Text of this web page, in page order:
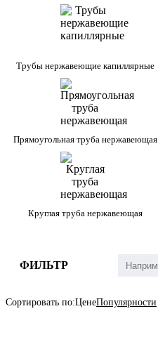
Трубы нержавеющие капиллярные
Прямоугольная труба нержавеющая
Круглая труба нержавеющая
ФИЛЬТР
Сортировать по:ЦенеПопулярности